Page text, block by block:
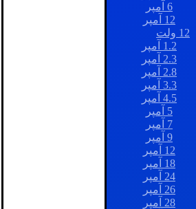
6 آمپر
12 آمپر
12 ولت
1.2 آمپر
2.3 آمپر
2.8 آمپر
3.3 آمپر
4.5 آمپر
5 آمپر
7 آمپر
9 آمپر
12 آمپر
18 آمپر
24 آمپر
26 آمپر
28 آمپر